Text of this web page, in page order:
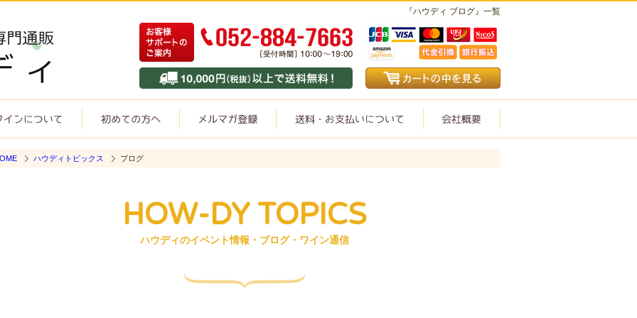
『ハウディ ブログ』一覧
ハウディトピックス ブログ
HOW-DY TOPICS
ハウディのイベント情報・ブログ・ワイン通信